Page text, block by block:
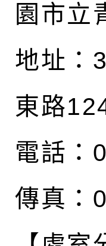
園市立
地址：
東路
電話：
傳真：